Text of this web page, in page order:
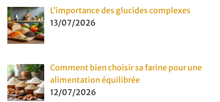
L’importance des glucides complexes
13/07/2026
Comment bien choisir sa farine pour une
alimentation équilibrée
12/07/2026